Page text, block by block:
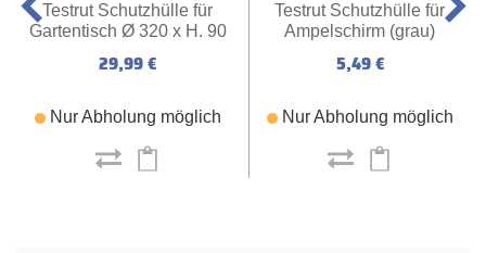
Testrut Schutzhülle für
Gartentisch Ø 320 x H. 90
29,99 €
Nur Abholung möglich
Testrut Schutzhülle für
Ampelschirm (grau)
5,49 €
Nur Abholung möglich